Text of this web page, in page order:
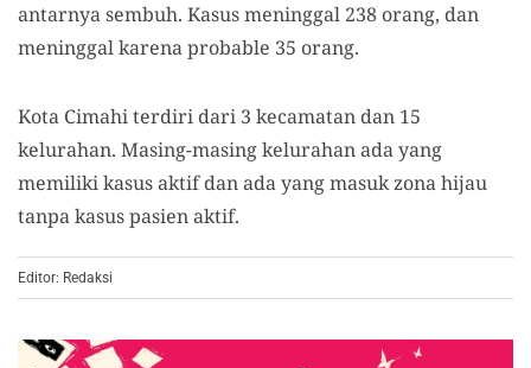
antarnya sembuh. Kasus meninggal 238 orang, dan
meninggal karena probable 35 orang.
Kota Cimahi terdiri dari 3 kecamatan dan 15
kelurahan. Masing-masing kelurahan ada yang
memiliki kasus aktif dan ada yang masuk zona hijau
tanpa kasus pasien aktif.
Editor: Redaksi